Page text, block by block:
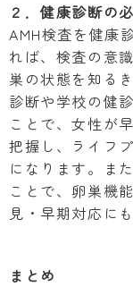
２．健康診断の
AMH検査を健康
れば、検査の意
巣の状態を知る
診断や学校の健
ことで、女性が
把握し、ライフ
になります。ま
ことで、卵巣機
見・早期対応に
まとめ